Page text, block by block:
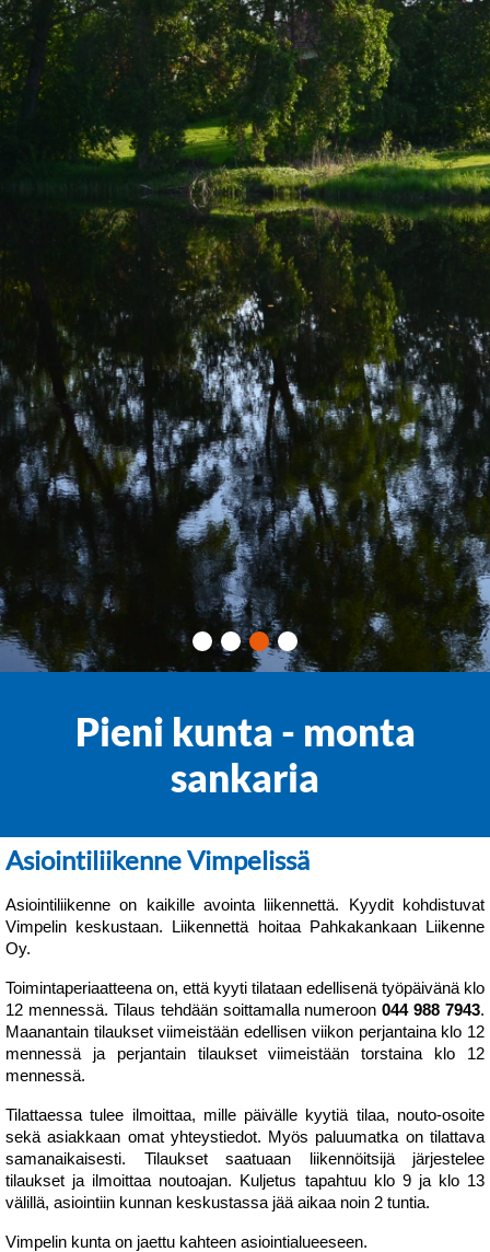
Pieni kunta - monta
sankaria
Asiointiliikenne Vimpelissä
Asiointiliikenne on kaikille avointa liikennettä. Kyydit kohdistuvat
Vimpelin keskustaan. Liikennettä hoitaa Pahkakankaan Liikenne
Oy.
Toimintaperiaatteena on, että kyyti tilataan edellisenä työpäivänä klo
12 mennessä. Tilaus tehdään soittamalla numeroon044 988 7943.
Maanantain tilaukset viimeistään edellisen viikon perjantaina klo 12
mennessä ja perjantain tilaukset viimeistään torstaina klo 12
mennessä.
Tilattaessa tulee ilmoittaa, mille päivälle kyytiä tilaa, nouto-osoite
sekä asiakkaan omat yhteystiedot. Myös paluumatka on tilattava
samanaikaisesti. Tilaukset saatuaan liikennöitsijä järjestelee
tilaukset ja ilmoittaa noutoajan. Kuljetus tapahtuu klo 9 ja klo 13
välillä, asiointiin kunnan keskustassa jää aikaa noin 2 tuntia.
Vimpelin kunta on jaettu kahteen asiointialueeseen.